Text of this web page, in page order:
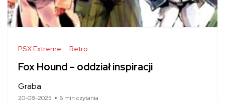
PSX Extreme Retro
Fox Hound – oddział inspiracji
Graba
20-08-2025 6 min czytania